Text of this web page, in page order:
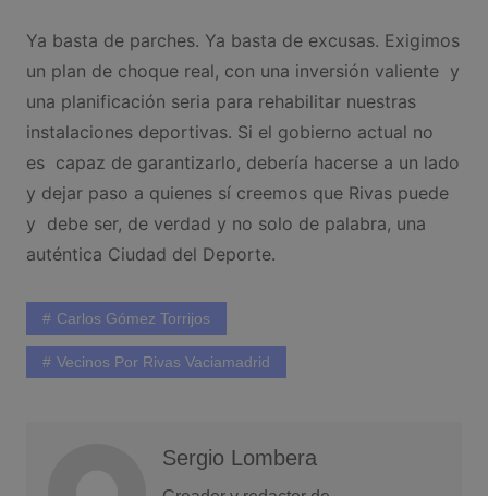
Ya basta de parches. Ya basta de excusas. Exigimos
un plan de choque real, con una inversión valiente y
una planificación seria para rehabilitar nuestras
instalaciones deportivas. Si el gobierno actual no
es capaz de garantizarlo, debería hacerse a un lado
y dejar paso a quienes sí creemos que Rivas puede
y debe ser, de verdad y no solo de palabra, una
auténtica Ciudad del Deporte.
Carlos Gómez Torrijos
Vecinos Por Rivas Vaciamadrid
Sergio Lombera